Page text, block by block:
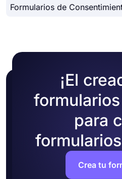
Formularios de
¡El
para
Crea tu